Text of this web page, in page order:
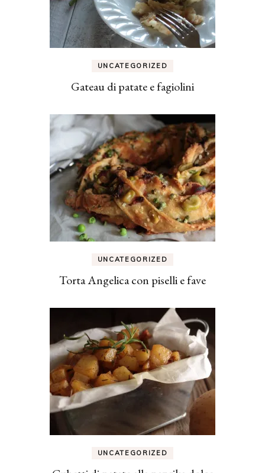
UNCATEGORIZED
Gateau di patate e fagiolini
UNCATEGORIZED
Torta Angelica con piselli e fave
UNCATEGORIZED